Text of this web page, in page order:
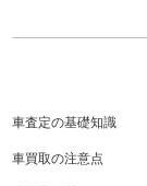
車査定の基礎知識
車買取の注意点